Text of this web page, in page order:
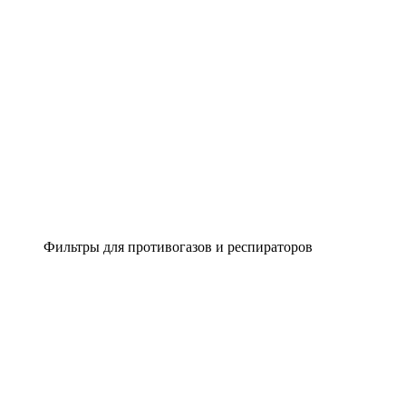
Фильтры для противогазов и респираторов